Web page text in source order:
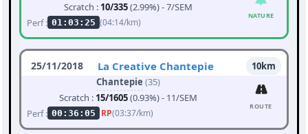
Scratch : 10/335(2.99%) - 7/SEM
Perf : 01:03:25 (04:14/km)
NATURE
25/11/2018 La Creative Chantepie
10km
Chantepie (35)
Scratch : 15/1605(0.93%) - 11/SEM
Perf : 00:36:05 RP(03:37/km)
ROUTE